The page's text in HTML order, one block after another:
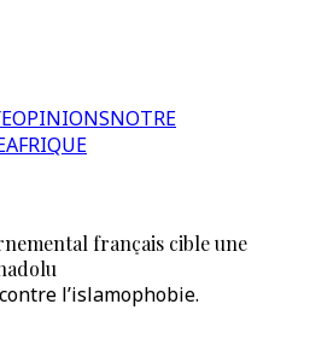
OPINIONSNOTRE
AFRIQUE
français cible une
l’islamophobie.